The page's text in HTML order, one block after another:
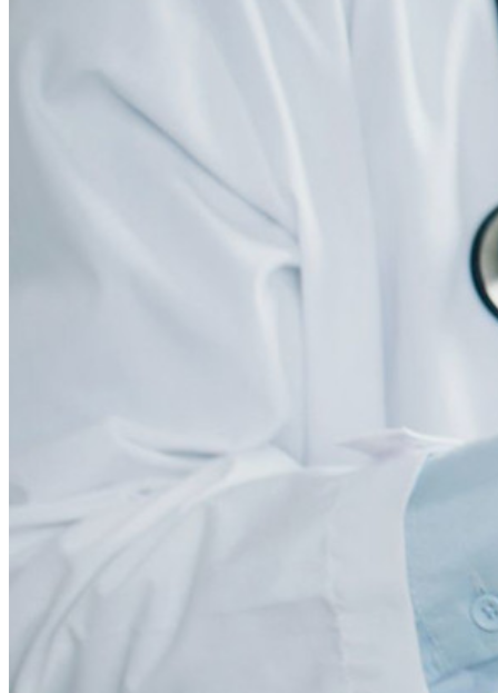
Produtos para desenvolvedores
Conheça o Secrets Manager
Gerenciamento de segredos com criptografia de ponta a ponta
para equipes de desenvolvimento, DevOps e TI no Bitwarden